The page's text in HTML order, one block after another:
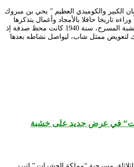
الفنان الكبير والكوميدي العظيم ” يحي بن مبروك
76 سنة. تاركاً وراءه تاريخا حافلا بالأمجاد وأعمال يتذكرها
كل الجزائريين. صعوده على خشبة المسرح، سنة 1940 كانت محظ صدفة إذ
لتعويض ممثل شاب، ليواصل نشاطه بعدها
في عرض جديد على خشبة